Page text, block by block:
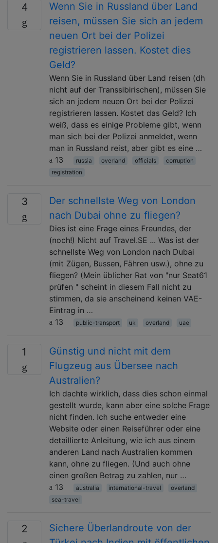
4
Wenn Sie in Russland über Land
reisen, müssen Sie sich an jedem
neuen Ort bei der Polizei
registrieren lassen. Kostet dies
Geld?
Wenn Sie in Russland über Land reisen (dh
nicht auf der Transsibirischen), müssen Sie
sich an jedem neuen Ort bei der Polizei
registrieren lassen. Kostet das Geld? Ich
weiß, dass es einige Probleme gibt, wenn
man sich bei der Polizei anmeldet, wenn
man in Russland reist, aber gibt es eine …
13
russia overland officials
corruption
registration
3
Der schnellste Weg von London
nach Dubai ohne zu fliegen?
Dies ist eine Frage eines Freundes, der
(noch!) Nicht auf Travel.SE ... Was ist der
schnellste Weg von London nach Dubai
(mit Zügen, Bussen, Fähren usw.), ohne zu
fliegen? (Mein üblicher Rat von "nur Seat61
prüfen " scheint in diesem Fall nicht zu
stimmen, da sie anscheinend keinen VAE-
Eintrag in …
13
public-transport uk overland uae
1
Günstig und nicht mit dem
Flugzeug aus Übersee nach
Australien?
Ich dachte wirklich, dass dies schon einmal
gestellt wurde, kann aber eine solche Frage
nicht finden. Ich suche entweder eine
Website oder einen Reiseführer oder eine
detaillierte Anleitung, wie ich aus einem
anderen Land nach Australien kommen
kann, ohne zu fliegen. (Und auch ohne
einen großen Betrag zu zahlen, nur …
13
australia international-travel
overland
sea-travel
2
Sichere Überlandroute von der